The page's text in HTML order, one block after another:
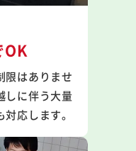
OK
限はありませ
しに伴う大量
応します。